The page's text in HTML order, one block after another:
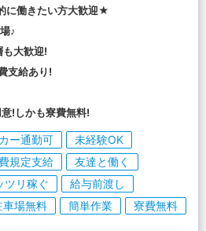
に働きたい方大歓迎★
♪
大歓迎!
支給あり!
!しかも寮費無料!
ー通勤可
未経験OK
規定支給
友達と働く
ツリ稼ぐ
給与前渡し
車場無料 簡単作業 寮費無料